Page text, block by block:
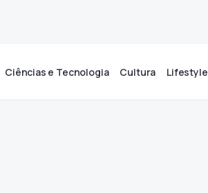
Ciências e Tecnologia Cultura Lifestyle